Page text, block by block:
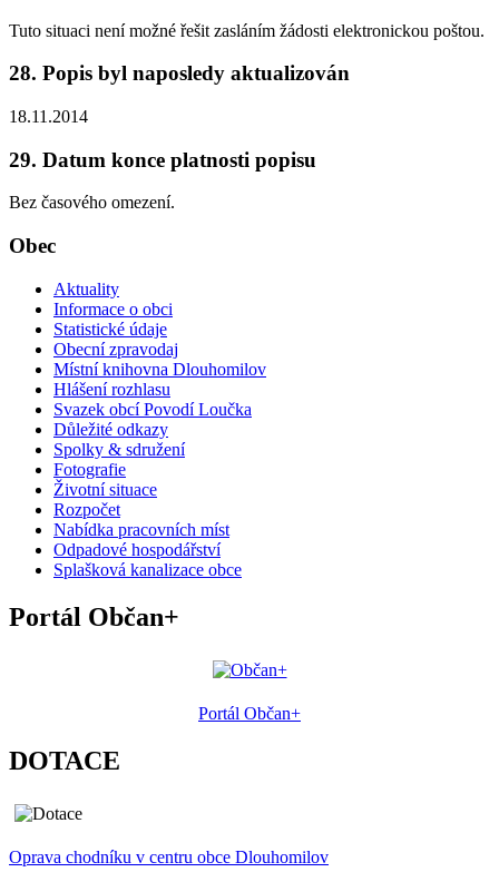
Tuto situaci není možné řešit zasláním žádosti elektronickou poštou.
28. Popis byl naposledy aktualizován
18.11.2014
29. Datum konce platnosti popisu
Bez časového omezení.
Obec
Aktuality
Informace o obci
Statistické údaje
Obecní zpravodaj
Místní knihovna Dlouhomilov
Hlášení rozhlasu
Svazek obcí Povodí Loučka
Důležité odkazy
Spolky & sdružení
Fotografie
Životní situace
Rozpočet
Nabídka pracovních míst
Odpadové hospodářství
Splašková kanalizace obce
Portál Občan+
Portál Občan+
DOTACE
Oprava chodníku v centru obce Dlouhomilov